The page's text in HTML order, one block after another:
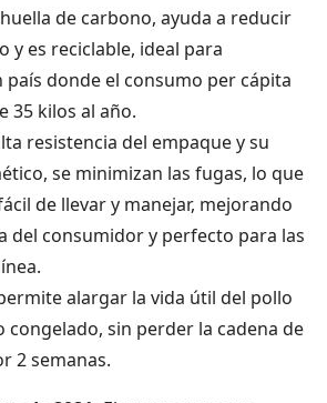
de carbono, ayuda a reducir
y es reciclable, ideal para
país donde el consumo per cápita
35 kilos al año.
resistencia del empaque y su
se minimizan las fugas, lo que
de llevar y manejar, mejorando
del consumidor y perfecto para las
alargar la vida útil del pollo
congelado, sin perder la cadena de
2 semanas.